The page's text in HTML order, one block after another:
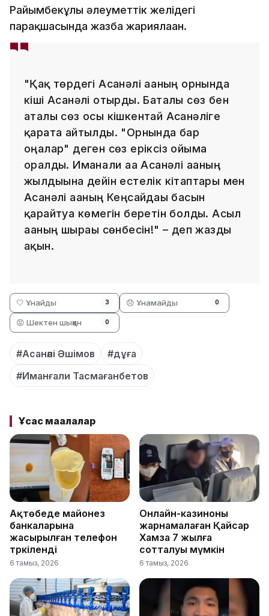
Райымбекұлы әлеуметтік желідегі
парақшасында жазба жариялаған.
"Қақ төрдегі Асанәлі ағаның орнында
кіші Асанәлі отырды. Баталы сөз бен
аталы сөз осы кішкентай Асанәліге
қарата айтылды. "Орнында бар
оңалар" деген сөз еріксіз ойыма
оралды. Иманғали аға Асанәлі ағаның
жылдығына дейін естелік кітаптары мен
Асанәлі ағаның Кеңсайдағы басын
қарайтуға көмегін беретін болды. Асыл
ағаның шырағы сөнбесін!" – деп жазды
ақын.
🤍 Ұнайды 3 😞 Ұнамайды 0
😡 Шектен шыққан 0
#Асанәлі Әшімов
#дұға
#Иманғали Тасмағанбетов
Ұқсас мақалалар
Ақтөбеде майонез
банкаларына
жасырылған телефон
тәркіленді
6 тамыз, 2026
Онлайн-казиноны
жарнамалаған Қайсар
Хамза 7 жылға
сотталуы мүмкін
6 тамыз, 2026